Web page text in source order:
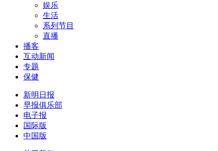
娱乐
生活
系列节目
直播
播客
互动新闻
专题
保健
新明日报
早报俱乐部
电子报
国际版
中国版